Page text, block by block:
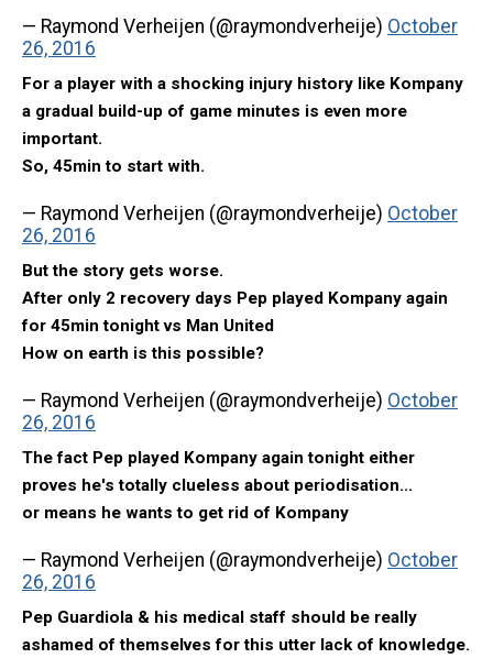
— Raymond Verheijen (@raymondverheije) October
26, 2016
For a player with a shocking injury history like Kompany
a gradual build-up of game minutes is even more
important.
So, 45min to start with.
— Raymond Verheijen (@raymondverheije) October
26, 2016
But the story gets worse.
After only 2 recovery days Pep played Kompany again
for 45min tonight vs Man United
How on earth is this possible?
— Raymond Verheijen (@raymondverheije) October
26, 2016
The fact Pep played Kompany again tonight either
proves he's totally clueless about periodisation...
or means he wants to get rid of Kompany
— Raymond Verheijen (@raymondverheije) October
26, 2016
Pep Guardiola & his medical staff should be really
ashamed of themselves for this utter lack of knowledge.